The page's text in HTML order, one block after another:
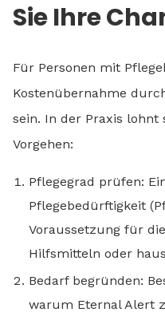
Sie Ihre
Für Personen mit
Kostenübernahme
sein. In der Praxis
Vorgehen:
Pflegegrad prüfen:
Pflegebedürftigkeit
Voraussetzung für
Hilfsmitteln oder
Bedarf begründen:
warum Eternal Alert